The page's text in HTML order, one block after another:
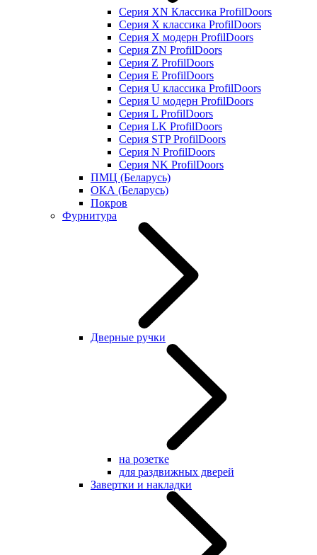
Серия XN Классика ProfilDoors
Серия Х классика ProfilDoors
Серия Х модерн ProfilDoors
Серия ZN ProfilDoors
Серия Z ProfilDoors
Серия Е ProfilDoors
Серия U классика ProfilDoors
Серия U модерн ProfilDoors
Серия L ProfilDoors
Серия LK ProfilDoors
Серия STP ProfilDoors
Cерия N ProfilDoors
Серия NK ProfilDoors
ПМЦ (Беларусь)
ОКА (Беларусь)
Покров
Фурнитура
Дверные ручки
на розетке
для раздвижных дверей
Завертки и накладки